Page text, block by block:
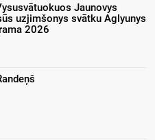
Jaunovys
uzjimšonys svātku Aglyunys
2026